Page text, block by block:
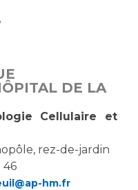
ou de radiologie
ligne
techniques
DE LA
Cellulaire et
rez-de-jardin
46
hm.fr